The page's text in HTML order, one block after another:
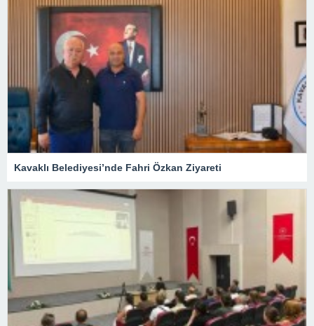
Kavaklı Belediyesi’nde Fahri Özkan Ziyareti